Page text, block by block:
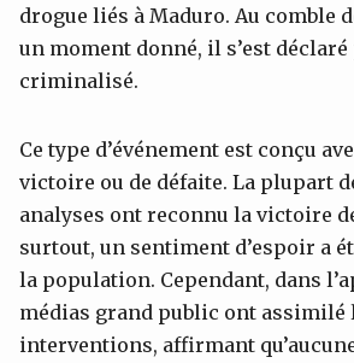
drogue liés à Maduro. Au comble
un moment donné, il s’est
criminalisé.
Ce type d’événement est conçu
victoire ou de défaite. La plupart
analyses ont reconnu la victoire
surtout, un sentiment d’espoir a
la population. Cependant, dans
médias grand public ont assimilé
interventions, affirmant